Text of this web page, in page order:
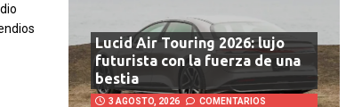
Lucid Air Touring 2026: lujo
futurista con la fuerza de una
bestia
3 AGOSTO, 2026
COMENTARIOS